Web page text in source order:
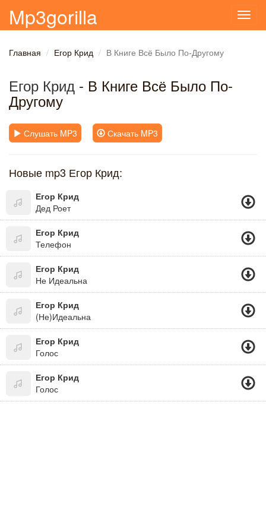
Mp3gorilla
Главная Егор Крид В Книге Всё Было По-Другому
Егор Крид - В Книге Всё Было По-
Другому
Слушать MP3 Скачать MP3
Новые mp3 Егор Крид:
Егор Крид
Дед Роет
Егор Крид
Телефон
Егор Крид
Не Идеальна
Егор Крид
(Не)Идеальна
Егор Крид
Голос
Егор Крид
Голос